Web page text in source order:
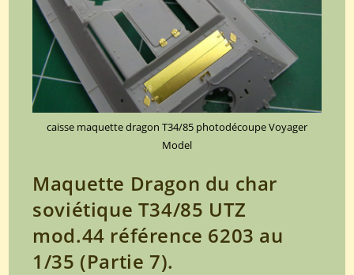
mod.44
référence
6203
au
1/35
(Partie
8).
caisse maquette dragon T34/85 photodécoupe Voyager
Model
Maquette Dragon du char
soviétique T34/85 UTZ
mod.44 référence 6203 au
1/35 (Partie 7).